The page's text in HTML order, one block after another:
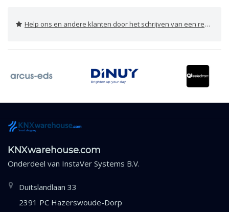
Help ons en andere klanten door het schrijven van een review
KNXwarehouse.com
Onderdeel van InstaVer Systems B.V.
Duitslandlaan 33
2391 PC Hazerswoude-Dorp